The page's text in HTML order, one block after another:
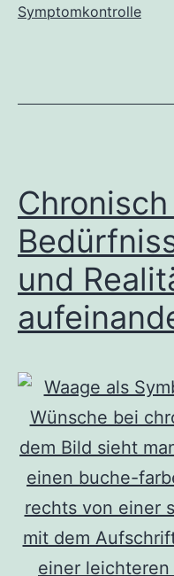
ist
Symptomkontrolle
und